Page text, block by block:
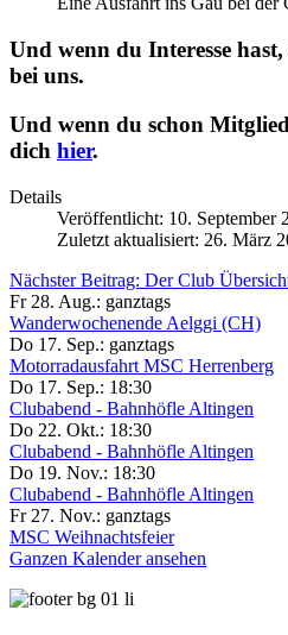
Und wenn du Interesse
bei uns.
Und wenn du schon
dich hier.
Details
Veröffentlicht: 10. September
Zuletzt aktualisiert: 26. März
Nächster Beitrag: Der Club
Fr 28. Aug.: ganztags
Wanderwochenende Aelggi (CH)
Do 17. Sep.: ganztags
Motorradausfahrt MSC Herrenberg
Do 17. Sep.: 18:30
Clubabend - Bahnhöfle Altingen
Do 22. Okt.: 18:30
Clubabend - Bahnhöfle Altingen
Do 19. Nov.: 18:30
Clubabend - Bahnhöfle Altingen
Fr 27. Nov.: ganztags
MSC Weihnachtsfeier
Ganzen Kalender ansehen